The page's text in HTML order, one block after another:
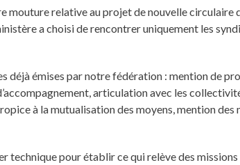
mouture relative au projet de nouvelle
a choisi de rencontrer uniquement les
déjà émises par notre fédération : mention de
articulation avec les
à la mutualisation des moyens, mention des
pour établir ce qui relève des